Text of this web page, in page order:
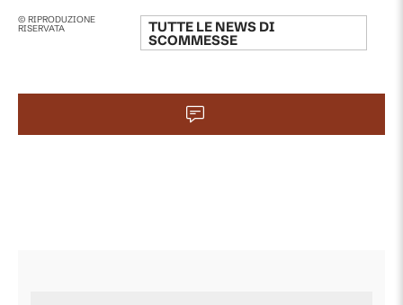
© RIPRODUZIONE
RISERVATA TUTTE LE NEWS DI
SCOMMESSE